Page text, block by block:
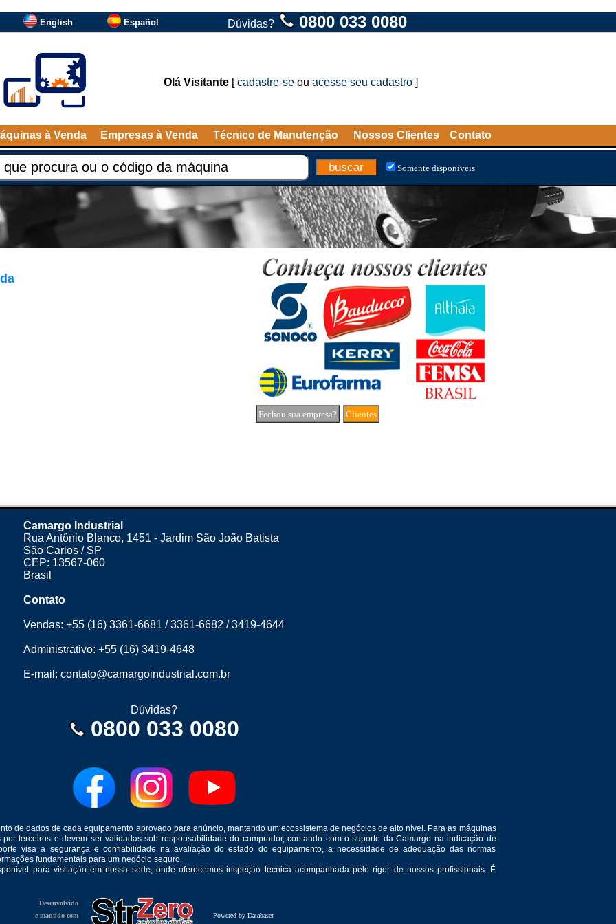
English Español Dúvidas? 0800 033 0080
Olá Visitante [cadastre-se ou acesse seu cadastro ]
à Venda Empresas à Venda Técnico de Manutenção Nossos Clientes Contato
Somente disponíveis
Fechou sua empresa? Clientes
Camargo Industrial
Rua Antônio Blanco, 1451 - Jardim São João Batista
São Carlos / SP
CEP: 13567-060
Brasil
Contato
Vendas: +55 (16) 3361-6681 /3361-6682 /3419-4644
Administrativo: +55 (16) 3419-4648
E-mail: contato@camargoindustrial.com.br
Dúvidas?
0800 033 0080
de dados de cada equipamento aprovado para anúncio, mantendo um ecossistema de negócios de alto nível. Para as máquinas
terceiros e devem ser validadas sob responsabilidade do comprador, contando com o suporte da Camargo na indicação de
visa a segurança e confiabilidade na avaliação do estado do equipamento, a necessidade de adequação das normas
fundamentais para um negócio seguro.
para visitação em nossa sede, onde oferecemos inspeção técnica acompanhada pelo rigor de nossos profissionais. É
Desenvolvido
e mantido com
Powered by Databaser